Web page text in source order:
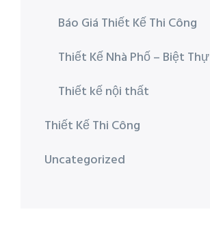
Báo Giá Thiết Kế Thi Công
Thiết Kế Nhà Phố – Biệt Thự
Thiết kế nội thất
Thiết Kế Thi Công
Uncategorized